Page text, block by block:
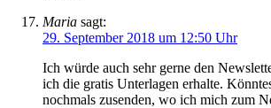
Maria sagt:
29. September 2018 um 12:50 Uhr
Ich würde auch sehr gerne den
ich die gratis Unterlagen erhalte.
nochmals zusenden, wo ich mich zum